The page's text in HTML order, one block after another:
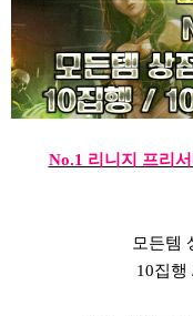
No.1 리니지 프리
모든템
10집행